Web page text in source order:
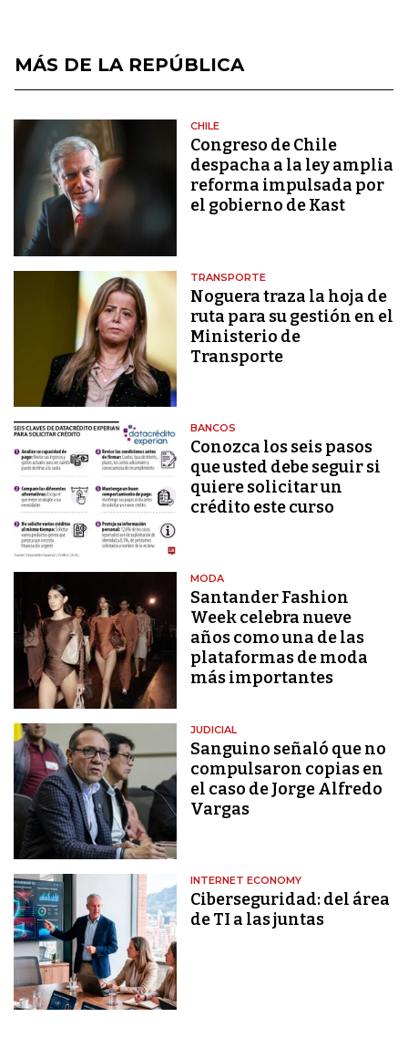
MÁS DE LA REPÚBLICA
CHILE
Congreso de Chile
despacha a la ley amplia
reforma impulsada por
el gobierno de Kast
TRANSPORTE
Noguera traza la hoja de
ruta para su gestión en el
Ministerio de
Transporte
BANCOS
Conozca los seis pasos
que usted debe seguir si
quiere solicitar un
crédito este curso
MODA
Santander Fashion
Week celebra nueve
años como una de las
plataformas de moda
más importantes
JUDICIAL
Sanguino señaló que no
compulsaron copias en
el caso de Jorge Alfredo
Vargas
INTERNET ECONOMY
Ciberseguridad: del área
de TI a las juntas